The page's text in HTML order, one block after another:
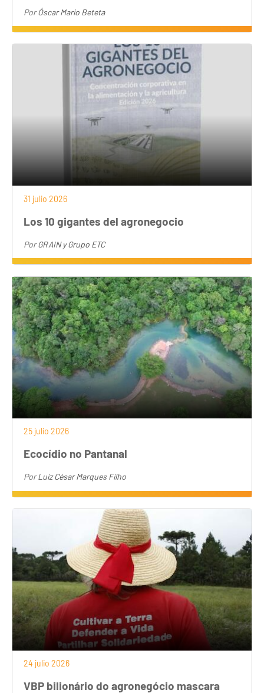
PorÓscar Mario Beteta
31 julio 2026
Los 10 gigantes del agronegocio
PorGRAIN y Grupo ETC
25 julio 2026
Ecocídio no Pantanal
PorLuiz César Marques Filho
24 julio 2026
VBP bilionário do agronegócio mascara